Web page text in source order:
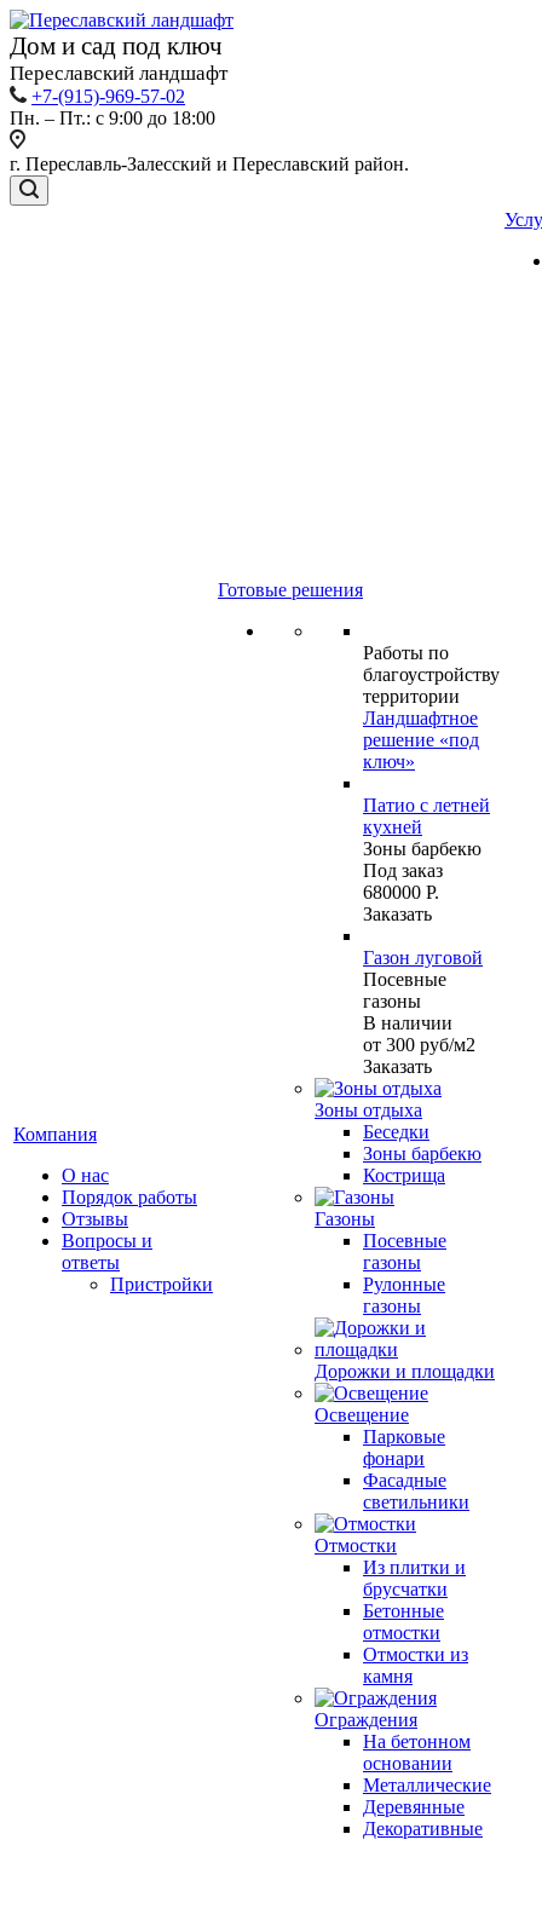
Дом и сад под ключ
Переславский ландшафт
+7-(915)-969-57-02
Пн. – Пт.: с 9:00 до 18:00
г. Переславль-Залесский и Переславский район.
Компания
О нас
Порядок работы
Отзывы
Вопросы и
ответы
Пристройки
Готовые решения
Работы по
благоустройству
территории
Ландшафтное
решение «под
ключ»
Патио с летней
кухней
Зоны барбекю
Под заказ
680000 Р.
Заказать
Газон луговой
Посевные
газоны
В наличии
от 300 руб/м2
Заказать
Зоны отдыха
Беседки
Зоны барбекю
Кострища
Газоны
Посевные
газоны
Рулонные
газоны
Дорожки и площадки
Освещение
Парковые
фонари
Фасадные
светильники
Отмостки
Из плитки и
брусчатки
Бетонные
отмостки
Отмостки из
камня
Ограждения
На бетонном
основании
Металлические
Деревянные
Декоративные